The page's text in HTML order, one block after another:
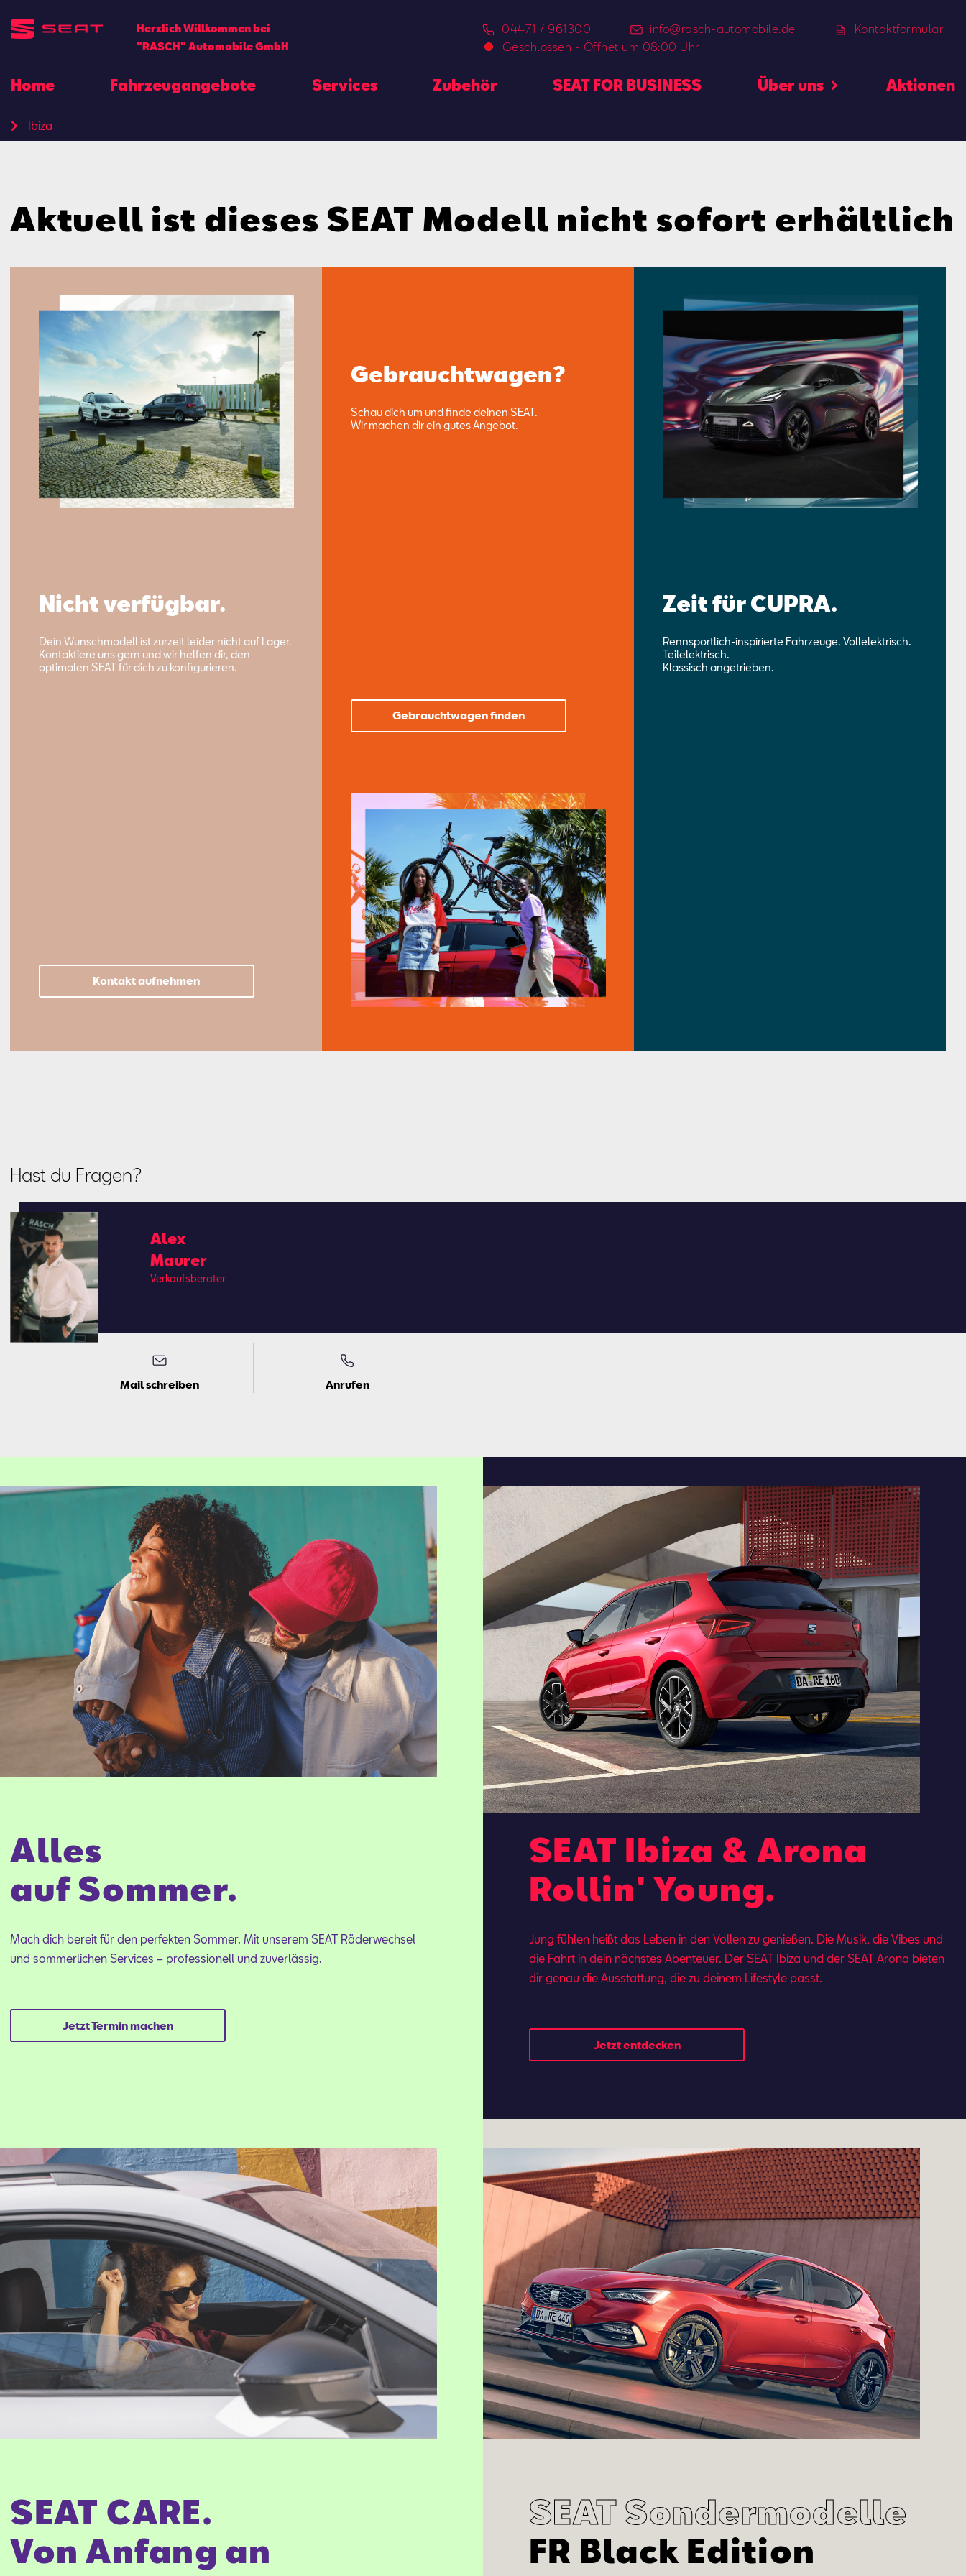
Herzlich Willkommen bei
"RASCH" Automobile GmbH
04471 / 961300 info@rasch-automobile.de
Kontaktformular
Geschlossen - Öffnet um 08:00 Uhr
Home
Ibiza
Fahrzeugangebote Services Zubehör SEAT FOR BUSINESS Über uns Aktionen
Aktuell ist dieses SEAT Modell nicht sofort erhältlich
Nicht verfügbar.
Dein Wunschmodell ist zurzeit leider nicht auf Lager.
Kontaktiere uns gern und wir helfen dir, den
optimalen SEAT für dich zu konfigurieren.
Kontakt aufnehmen
Gebrauchtwagen?
Schau dich um und finde deinen SEAT.
Wir machen dir ein gutes Angebot.
Gebrauchtwagen finden
Zeit für CUPRA.
Rennsportlich-inspirierte Fahrzeuge. Vollelektrisch.
Teilelektrisch.
Klassisch angetrieben.
Hast du Fragen?
Alex
Mau­rer
Ver­kaufs­be­ra­ter
Mail schreiben Anrufen
Alles
auf Sommer.
Mach dich bereit für den perfekten Sommer. Mit unserem SEAT Räderwechsel
und sommerlichen Services – professionell und zuverlässig.
Jetzt Termin machen
SEAT Ibiza & Arona
Rollin' Young.
Jung fühlen heißt das Leben in den Vollen zu genießen. Die Musik, die Vibes und
die Fahrt in dein nächstes Abenteuer. Der SEAT Ibi­za und der SEAT Aro­na bie­ten
dir ge­nau die Aus­stat­tung, die zu dei­nem Lifestyle passt.
Jetzt entdecken
SEAT CARE.
Von Anfang an
SEAT Sondermodelle
FR Black Edition